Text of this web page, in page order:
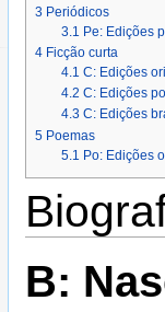
3 Periódicos
3.1 Pe: Edições
4 Ficção curta
4.1 C: Edições
4.2 C: Edições
4.3 C: Edições
5 Poemas
5.1 Po: Edições
B: